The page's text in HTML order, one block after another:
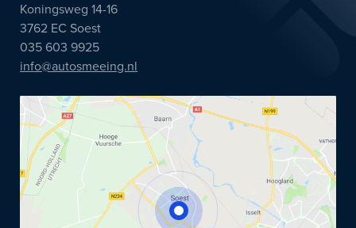
Koningsweg 14-16
3762 EC Soest
035 603 9925
info@autosmeeing.nl